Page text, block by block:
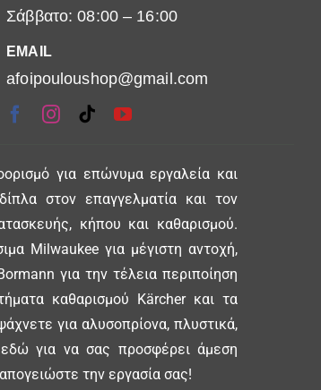
Σάββατο: 08:00 – 16:00
EMAIL
afoipouloushop@gmail.com
για επώνυμα εργαλεία και
στον επαγγελματία και τον
κήπου και καθαρισμού.
Milwaukee για μέγιστη αντοχή,
για την τέλεια περιποίηση
καθαρισμού Kärcher και τα
για αλυσοπρίονα, πλυστικά,
εδώ για να σας προσφέρει άμεση
την εργασία σας!